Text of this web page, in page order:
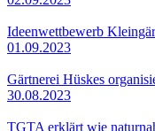
Ideenwettbewerb
01.09.2023
Gärtnerei Hüskes
30.08.2023
TGTA erklärt wie